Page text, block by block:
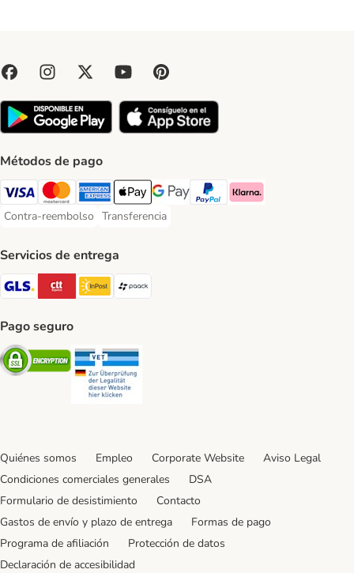
Métodos de pago
Visa Payment Method
Mastercard Payment Method
American Express Payment Method
Apple Pay Payment Method
Google Pay Payment Method
PayPal Payment Method
Klarna Payment Method
Contra-reembolso
Contra-reembolso Payment Method
Transferencia
Transferencia Payment Method
Servicios de entrega
GLS Shipping Method
CTTExpress Shipping Method
InPost Shipping Method
paack Shipping Method
Pago seguro
Security
Quiénes somos Empleo Corporate Website
Aviso Legal
Condiciones comerciales generales
DSA
Formulario de desistimiento
Contacto
Gastos de envío y plazo de entrega
Formas de pago
Programa de afiliación
Protección de datos
Declaración de accesibilidad